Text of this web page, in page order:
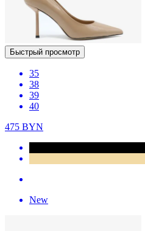
Быстрый просмотр
35
38
39
40
475 BYN
New